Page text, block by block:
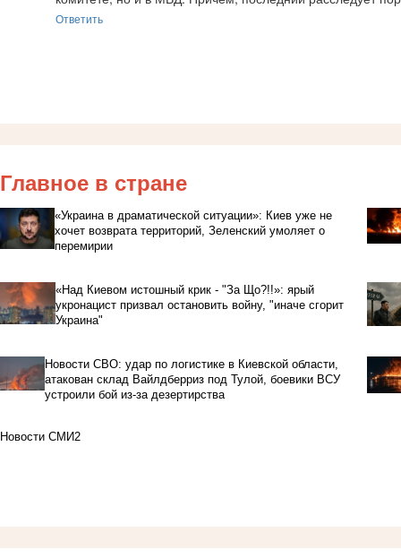
Ответить
Главное в стране
«Украина в драматической ситуации»: Киев уже не
хочет возврата территорий, Зеленский умоляет о
перемирии
«Над Киевом истошный крик - "За Що?!!»: ярый
укронацист призвал остановить войну, "иначе сгорит
Украина"
Новости СВО: удар по логистике в Киевской области,
атакован склад Вайлдберриз под Тулой, боевики ВСУ
устроили бой из-за дезертирства
Новости СМИ2